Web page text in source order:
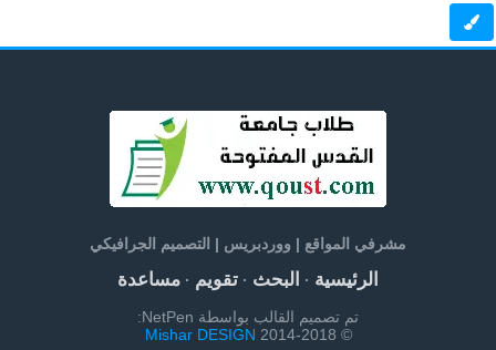
مشرفي المواقع | ووردبريس | التصميم الجرافيكي
الرئيسية· البحث· تقويم· مساعدة
تم تصميم القالب بواسطة NetPen:
© 2014-2018
Mishar DESIGN